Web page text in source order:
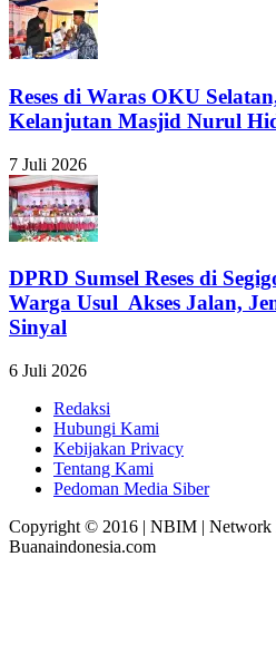
Reses di Waras OKU
Kelanjutan Masjid Nurul
7 Juli 2026
DPRD Sumsel Reses di
Warga Usul Akses Jalan,
Sinyal
6 Juli 2026
Redaksi
Hubungi Kami
Kebijakan Privacy
Tentang Kami
Pedoman Media Siber
Copyright © 2016 | NBIM | Network
Buanaindonesia.com